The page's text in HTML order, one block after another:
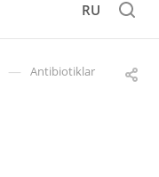
RU
— Antibiotiklar